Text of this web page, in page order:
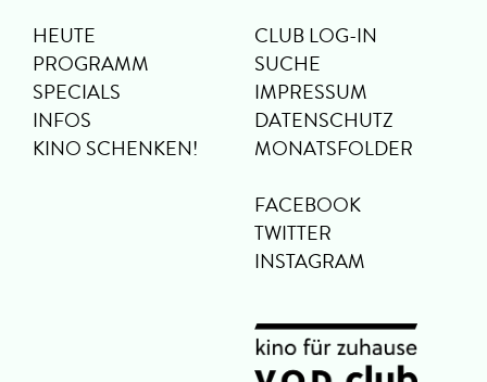
HEUTE
PROGRAMM
SPECIALS
INFOS
KINO SCHENKEN!
CLUB LOG-IN
SUCHE
IMPRESSUM
DATENSCHUTZ
MONATSFOLDER
FACEBOOK
TWITTER
INSTAGRAM